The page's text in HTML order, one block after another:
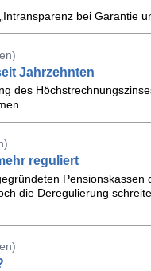
bei Garantie
Jahrzehnten
des
reguliert
Pensionskassen
die Deregulierung